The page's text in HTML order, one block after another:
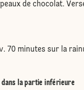
de chocolat.
70 minutes sur la
dans la partie inférieure